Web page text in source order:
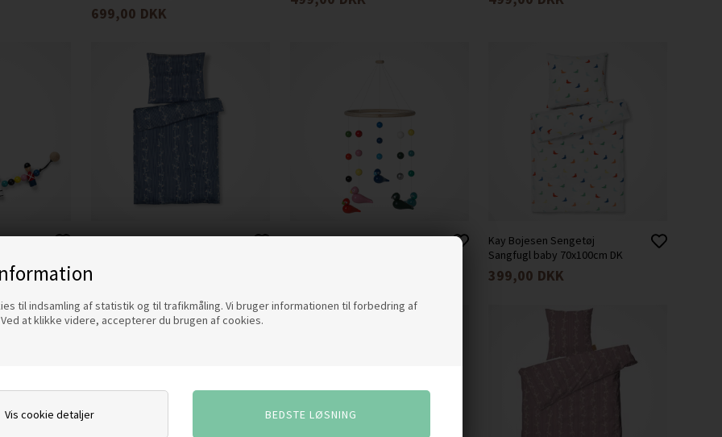
til indsamling af statistik og til trafikmåling. Vi bruger informationen til forbedring af
at klikke videre, accepterer du brugen af cookies.
Vis cookie detaljer
699,00 DKK
Kay Bojesen Kids Sengetøj,
399,00
Kay Bojesen Kids Uro -
Kay Bojesen Sengetøj
Sangfugl baby 70x100cm DK
399,00 DKK